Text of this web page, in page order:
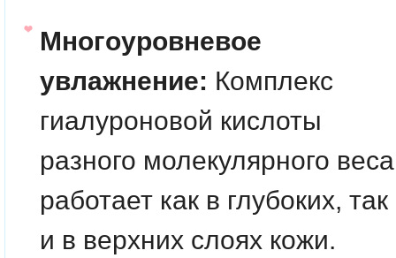
Многоуровневое
увлажнение: Комплекс
гиалуроновой кислоты
разного молекулярного веса
работает как в глубоких, так
и в верхних слоях кожи.